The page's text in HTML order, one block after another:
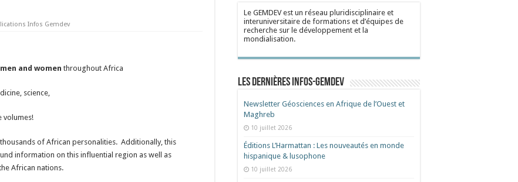
Infos Gemdev
and women throughout Africa
science,
volumes!
of African personalities. Additionally, this
information on this influential region as well as
African nations.
Le GEMDEV est un réseau pluridisciplinaire et
interuniversitaire de formations et d’équipes de
recherche sur le développement et la
mondialisation.
Les dernières Infos-Gemdev
Newsletter Géosciences en Afrique de l’Ouest et
Maghreb
10 juillet 2026
Éditions L’Harmattan : Les nouveautés en monde
hispanique & lusophone
10 juillet 2026